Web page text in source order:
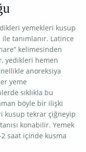
yemekleri kusup
tanımlanır. Latince
kelimesinden
yedikleri hemen
anoreksiya
yeme
sıklıkla bu
böyle bir ilişki
kusup tekrar çiğneyip
konabilir. Yemek
saat içinde kusma